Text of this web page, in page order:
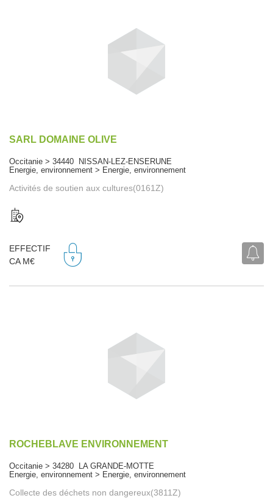
SARL DOMAINE OLIVE
Occitanie > 34440 NISSAN-LEZ-ENSERUNE
Energie, environnement > Energie, environnement
Activités de soutien aux cultures(0161Z)
EFFECTIF
CA M€
ROCHEBLAVE ENVIRONNEMENT
Occitanie > 34280 LA GRANDE-MOTTE
Energie, environnement > Energie, environnement
Collecte des déchets non dangereux(3811Z)